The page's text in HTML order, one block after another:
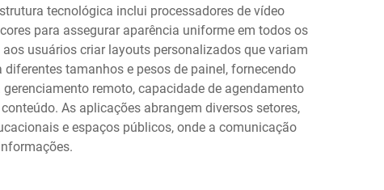
tecnológica inclui processadores de vídeo
para assegurar aparência uniforme em todos os
usuários criar layouts personalizados que variam
tamanhos e pesos de painel, fornecendo
remoto, capacidade de agendamento
As aplicações abrangem diversos setores,
e espaços públicos, onde a comunicação